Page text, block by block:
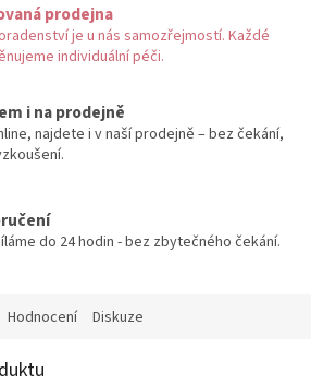
prodejna
je u nás samozřejmostí. Každé
individuální péči.
i na prodejně
najdete i v naší prodejně – bez čekání,
do 24 hodin - bez zbytečného čekání.
Hodnocení Diskuze